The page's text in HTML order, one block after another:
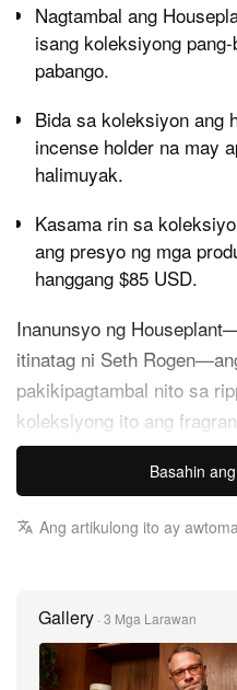
Nagtambal ang
isang koleksiyong
pabango.
Bida sa koleksiyon ang
incense holder na may
halimuyak.
Kasama rin sa
ang presyo ng mga
hanggang $85 USD.
Inanunsyo ng
itinatag ni Seth
pakikipagtambal nito sa
koleksiyong ito ang
ang design-forward na
smoking rituals, patunay
highlight ay ang Ash &
marmol na sisidlan na
Basahin
Ang artikulong ito ay
Gallery · 3 Mga Larawan